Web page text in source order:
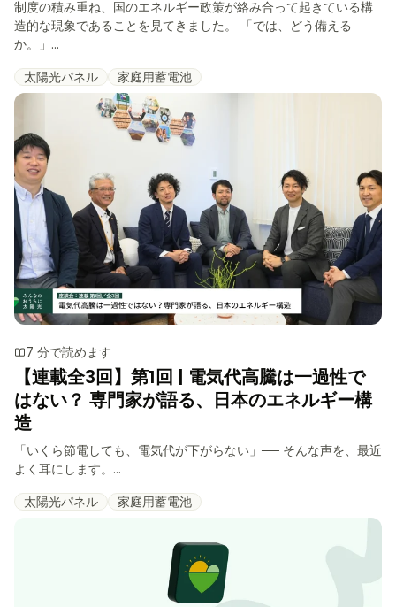
制度の積み重ね、国のエネルギー政策が絡み合って起きている構
造的な現象であることを見てきました。 「では、どう備える
か。」...
太陽光パネル
家庭用蓄電池
7 分で読めます
【連載全3回】第1回 | 電気代高騰は一過性で
はない？ 専門家が語る、日本のエネルギー構
造
「いくら節電しても、電気代が下がらない」── そんな声を、最近
よく耳にします。...
太陽光パネル
家庭用蓄電池